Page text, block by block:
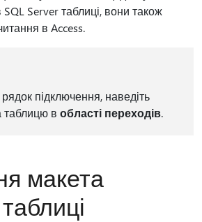
Server таблиці, вони також
в Access.
підключення, наведіть
таблицю в області переходів.
макета